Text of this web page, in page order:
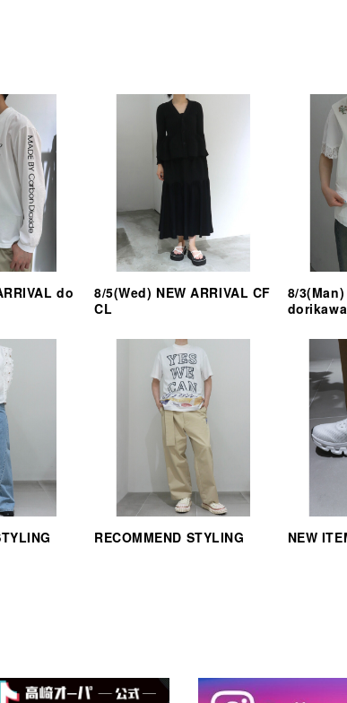
do
8/5(Wed) NEW ARRIVAL CF
CL
8/3(Man)
dorikawa
RECOMMEND STYLING NEW